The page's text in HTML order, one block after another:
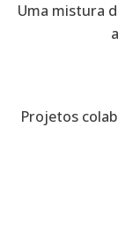
Uma mistura
Projetos